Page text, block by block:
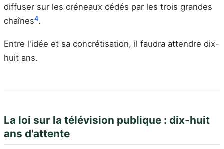
diffuser sur les créneaux cédés par les trois grandes
chaînes4.
Entre l'idée et sa concrétisation, il faudra attendre dix-
huit ans.
La loi sur la télévision publique : dix-huit
ans d'attente